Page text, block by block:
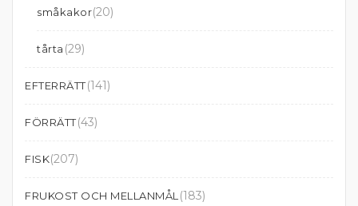
småkakor(20)
tårta (29)
EFTERRÄTT(141)
FÖRRÄTT(43)
FISK(207)
FRUKOST OCH MELLANMÅL (183)